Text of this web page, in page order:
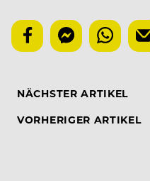
NÄCHSTER ARTIKEL
VORHERIGER ARTIKEL